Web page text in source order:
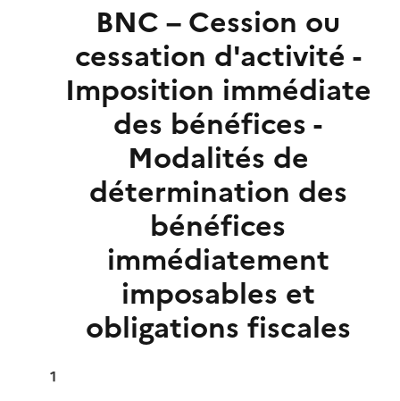
BNC – Cession ou
cessation d'activité -
Imposition immédiate
des bénéfices -
Modalités de
détermination des
bénéfices
immédiatement
imposables et
obligations fiscales
1